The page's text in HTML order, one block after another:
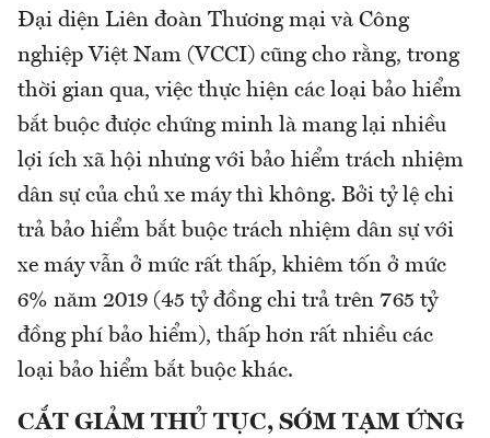
Đại diện Liên đoàn Thương mại và Công
nghiệp Việt Nam (VCCI) cũng cho rằng, trong
thời gian qua, việc thực hiện các loại bảo hiểm
bắt buộc được chứng minh là mang lại nhiều
lợi ích xã hội nhưng với bảo hiểm trách nhiệm
dân sự của chủ xe máy thì không. Bởi tỷ lệ chi
trả bảo hiểm bắt buộc trách nhiệm dân sự với
xe máy vẫn ở mức rất thấp, khiêm tốn ở mức
6% năm 2019 (45 tỷ đồng chi trả trên 765 tỷ
đồng phí bảo hiểm), thấp hơn rất nhiều các
loại bảo hiểm bắt buộc khác.
CẮT GIẢM THỦ TỤC, SỚM TẠM ỨNG